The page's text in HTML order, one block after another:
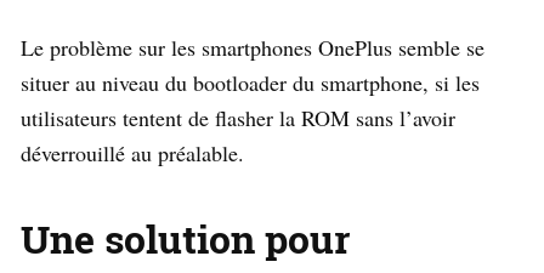
Le problème sur les smartphones OnePlus semble se
situer au niveau du bootloader du smartphone, si les
utilisateurs tentent de flasher la ROM sans l’avoir
déverrouillé au préalable.
Une solution pour